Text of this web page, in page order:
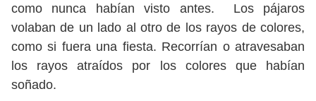
como nunca habían visto antes. Los pájaros
volaban de un lado al otro de los rayos de colores,
como si fuera una fiesta. Recorrían o atravesaban
los rayos atraídos por los colores que habían
soñado.